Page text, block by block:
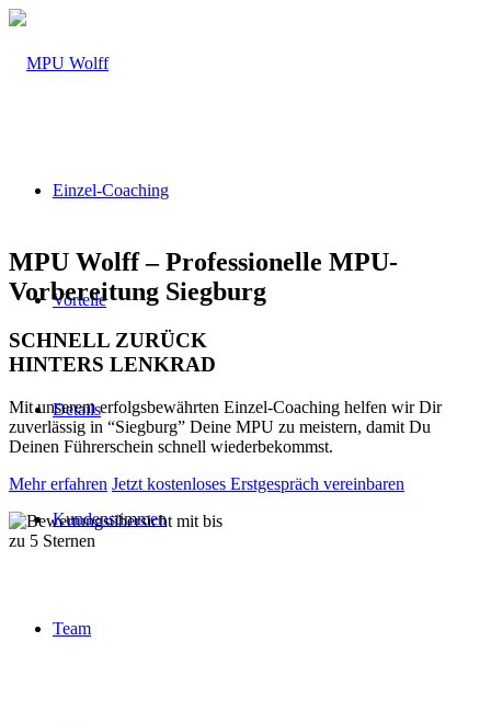
Einzel-Coaching
Vorteile
Details
Kundenstimmen
Team
MPU Wolff – Professionelle MPU-
Vorbereitung Siegburg
SCHNELL ZURÜCK
HINTERS LENKRAD
Mit unserem erfolgsbewährten Einzel-Coaching helfen wir Dir
zuverlässig in “Siegburg” Deine MPU zu meistern, damit Du
Deinen Führerschein schnell wiederbekommst.
Mehr erfahren Jetzt kostenloses Erstgespräch vereinbaren